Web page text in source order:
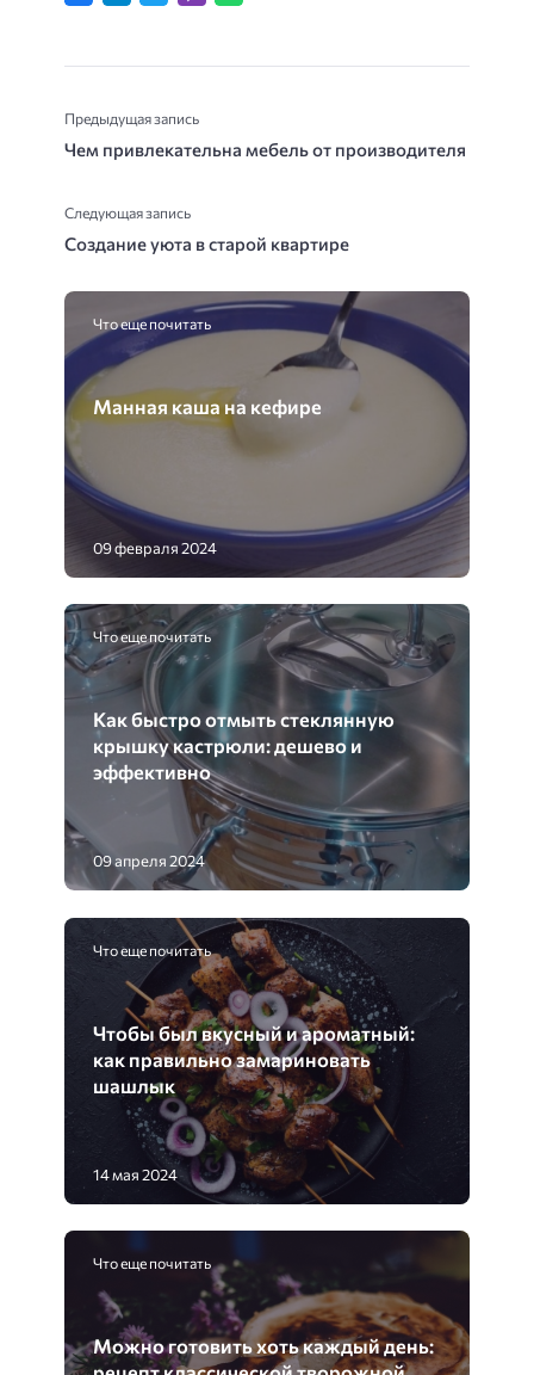
Предыдущая запись
Чем привлекательна мебель от производителя
Следующая запись
Создание уюта в старой квартире
Что еще почитать
Манная каша на кефире
09 февраля 2024
Что еще почитать
Как быстро отмыть стеклянную
крышку кастрюли: дешево и
эффективно
09 апреля 2024
Что еще почитать
Чтобы был вкусный и ароматный:
как правильно замариновать
шашлык
14 мая 2024
Что еще почитать
Можно готовить хоть каждый день: